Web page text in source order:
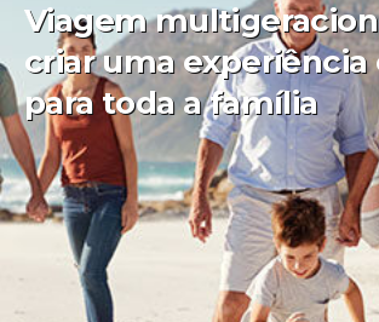
Viagem
criar uma experiência
para toda a família